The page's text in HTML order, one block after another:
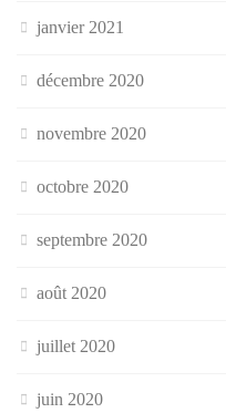
janvier 2021
décembre 2020
novembre 2020
octobre 2020
septembre 2020
août 2020
juillet 2020
juin 2020